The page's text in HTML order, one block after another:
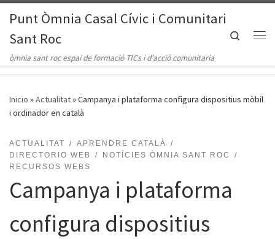
Saltar al contenido
Punt Òmnia Casal Cívic i Comunitari
Sant Roc
òmnia sant roc espai de formació TICs i d'acció comunitaria
Search
Inicio »Actualitat»Campanya i plataforma configura dispositius mòbil
i ordinador en català
ACTUALITAT
APRENDRE CATALÀ
DIRECTORIO WEB
NOTÍCIES ÒMNIA SANT ROC
RECURSOS WEBS
Campanya i plataforma
configura dispositius